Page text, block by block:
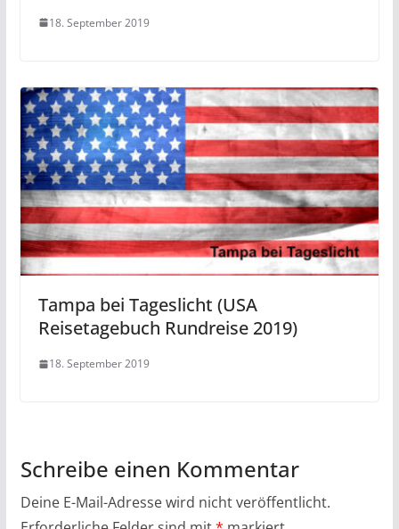
18. September 2019
Tampa bei Tageslicht (USA
Reisetagebuch Rundreise 2019)
18. September 2019
Schreibe einen Kommentar
Deine E-Mail-Adresse wird nicht veröffentlicht.